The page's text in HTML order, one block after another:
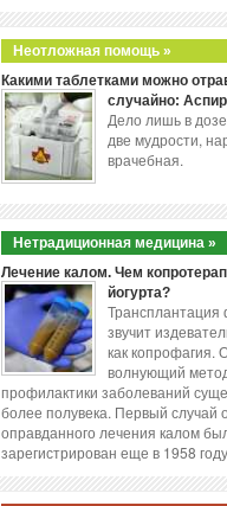
Неотложная помощь »
Какими таблетками можно
случайно:
Дело лишь в
две мудрости,
врачебная.
Нетрадиционная медицина »
Лечение калом. Чем
йогурта?
Трансплантация
звучит
как копрофагия.
волнующий
профилактики заболеваний
более полувека. Первый случай
оправданного лечения калом
зарегистрирован еще в 1958